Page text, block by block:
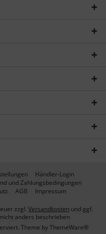
Händler-Login
und Zahlungsbedingungen
AGB Impressum
zzgl. Versandkosten und ggf.
anders beschrieben
Theme byThemeWare®